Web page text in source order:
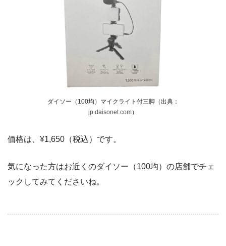
ダイソー（100均）マイクライト付三脚（出典：
jp.daisonet.com）
価格は、¥1,650（税込）です。
気になった方はお近くのダイソー（100均）の店舗でチェ
ックしてみてくださいね。